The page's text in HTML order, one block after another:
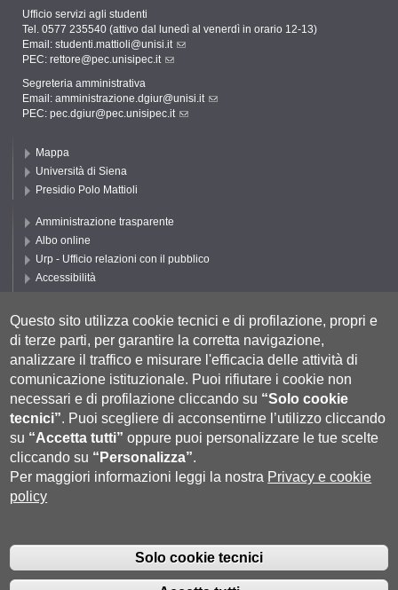
Ufficio servizi agli studenti
Tel. 0577 235540 (attivo dal lunedì al venerdì in orario 12-13)
Email: studenti.mattioli@unisi.it
PEC: rettore@pec.unisipec.it
Segreteria amministrativa
Email: amministrazione.dgiur@unisi.it
PEC: pec.dgiur@pec.unisipec.it
Mappa
Università di Siena
Presidio Polo Mattioli
Amministrazione trasparente
Albo online
Urp - Ufficio relazioni con il pubblico
Accessibilità
Cookie settings
Segui UNISI
P.IVA 00273530527 | C.F. 80002070524 |Coordinate bancarie|Caselle
Pec: Posta Elettronica Certificata|Fatturazione Elettronica
Questo sito utilizza cookie tecnici e di profilazione, propri e
di terze parti, per garantire la corretta navigazione,
analizzare il traffico e misurare l'efficacia delle attività di
comunicazione istituzionale. Puoi rifiutare i cookie non
necessari e di profilazione cliccando su “Solo cookie
tecnici”. Puoi scegliere di acconsentirne l’utilizzo cliccando
su “Accetta tutti” oppure puoi personalizzare le tue scelte
cliccando su “Personalizza”.
Per maggiori informazioni leggi la nostra Privacy e cookie
policy
Solo cookie tecnici